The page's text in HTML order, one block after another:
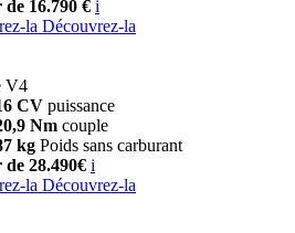
16.790 € i
la Découvrez-la
V4
CV puissance
Nm couple
kg Poids sans carburant
28.490€ i
la Découvrez-la